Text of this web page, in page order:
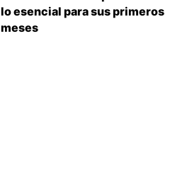
lo esencial para sus primeros
meses